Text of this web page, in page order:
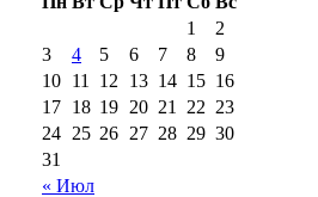
« Июл
1
2
3
4 5 6 7 8
9
10 11 12 13 14 15 16
17 18 19 20 21 22 23
24 25 26 27 28 29 30
31